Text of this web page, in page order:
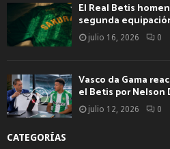
El Real Betis
segunda
julio 16, 2026 0
Vasco da Gama
el Betis por Nelson
julio 12, 2026 0
CATEGORÍAS